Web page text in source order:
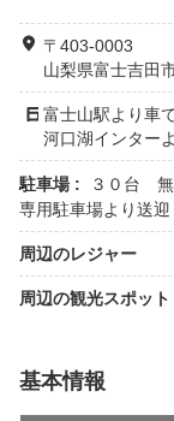
〒403-0003
山梨県富士吉田
富士山駅より車
河口湖インター
駐車場 :
３０台 無
専用駐車場より送
周辺のレジャー
周辺の観光スポット
基本情報